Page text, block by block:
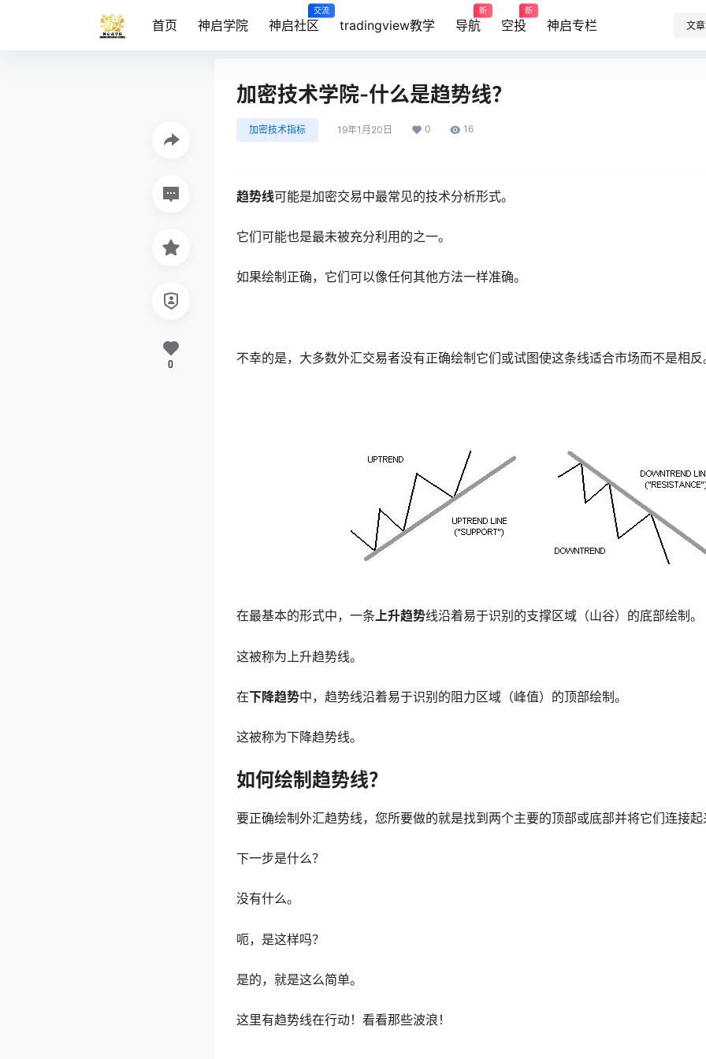
首页 神启学院 神启社区
交流
tradingview教学 导航
新
空投
新
神启专栏 文章
加密技术学院-什么是趋势线？
加密技术指标 19年1月20日 0 16
趋势线可能是加密交易中最常见的技术分析形式。
它们可能也是最未被充分利用的之一。
如果绘制正确，它们可以像任何其他方法一样准确。
不幸的是，大多数外汇交易者没有正确绘制它们或试图使这条线适合市场而不是相反
在最基本的形式中，一条上升趋势线沿着易于识别的支撑区域（山谷）的底部绘制。
这被称为 上升趋势线。
在下降趋势中，趋势线沿着易于识别的阻力区域（​​峰值）的顶部绘制。
这被称为下降趋势线。
如何绘制趋势线？
要正确绘制外汇趋势线，您所要做的就是找到两个主要的顶部或底部并将它们连接起
下一步是什么？
没有什么。
呃，是这样吗？
是的，就是这么简单。
这里有趋势线在行动！看看那些波浪！
0